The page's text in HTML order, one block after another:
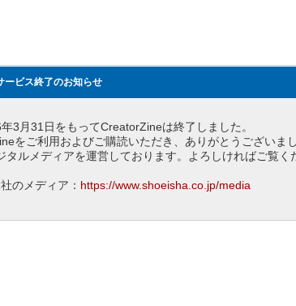
ビス終了のお知らせ
3月31日をもってCreatorZineは終了しました。
をご利用およびご購読いただき、ありがとうございまし
タルメディアを運営しております。よろしければご覧く
のメディア： https://www.shoeisha.co.jp/media